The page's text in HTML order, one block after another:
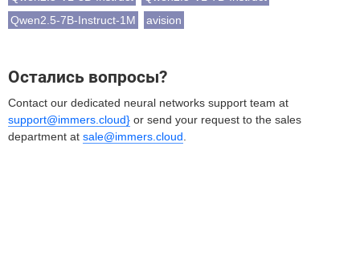
Qwen2.5-7B-Instruct-1M
avision
Остались вопросы?
Contact our dedicated neural networks support team at
support@immers.cloud} or send your request to the sales
department at sale@immers.cloud